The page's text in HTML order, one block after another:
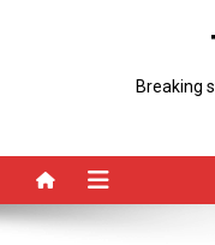
Breaking